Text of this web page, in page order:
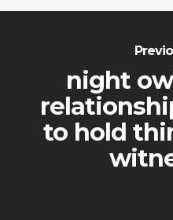
night
to hold